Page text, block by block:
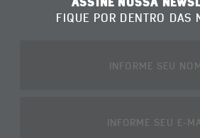
ASSINE NOSSA
FIQUE POR DENTRO DAS